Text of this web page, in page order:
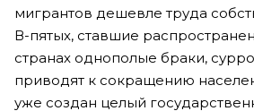
мигрантов дешевле труда
В-пятых, ставшие
странах однополые браки,
приводят к сокращению
уже создан целый